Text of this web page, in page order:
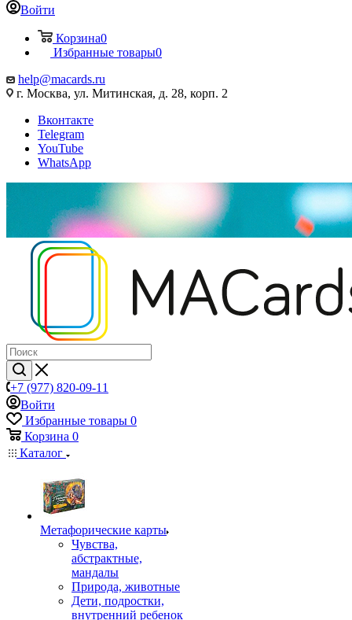
Войти
Корзина0
Избранные товары0
help@macards.ru
г. Москва, ул. Митинская, д. 28, корп. 2
Вконтакте
Telegram
YouTube
WhatsApp
+7 (977) 820-09-11
Войти
Избранные товары 0
Корзина 0
Каталог
Mетафорические карты
Чувства,
абстрактные,
мандалы
Природа, животные
Дети, подростки,
внутренний ребенок